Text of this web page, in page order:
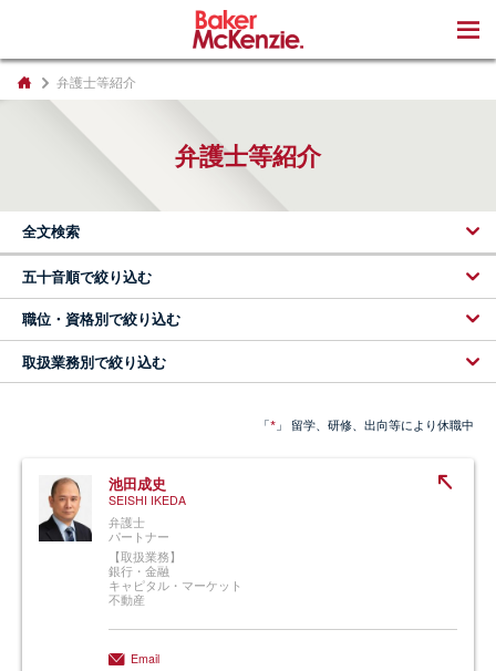
弁護士等紹介
弁護士等紹介
全文検索
五十音順で絞り込む
職位・資格別で絞り込む
取扱業務別で絞り込む
「* 」 留学、研修、出向等により休職中
池田成史
SEISHI IKEDA
弁護士
パートナー
【取扱業務】
銀行・金融
キャピタル・マーケット
不動産
Email